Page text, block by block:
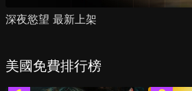
深夜慾望 最新上架
美國免費排行榜